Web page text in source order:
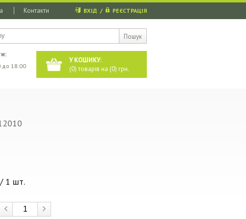
Пошук
Контакти ВХІД / РЕЄСТРАЦІЯ
У КОШИКУ:
(0) товарів на (0) грн.
до 18:00
/ 1 шт.